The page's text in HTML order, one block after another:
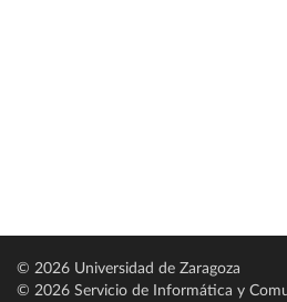
© 2026 Universidad de Zaragoza
© 2026 Servicio de Informática y